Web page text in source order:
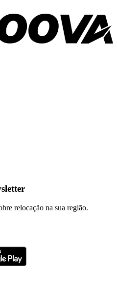
relocação na sua região.